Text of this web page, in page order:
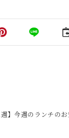
週】今週のランチの